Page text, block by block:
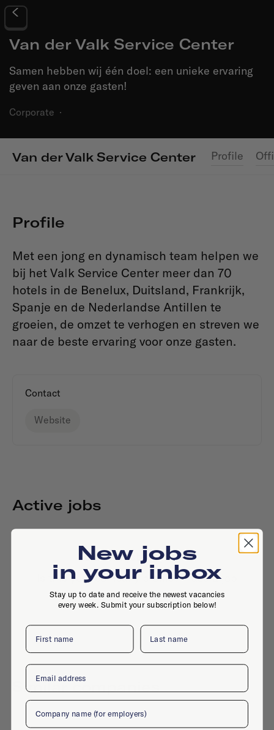
Van der Valk Service Center
Samen hebben wij één doel: een unieke ervaring
geven aan onze gasten!
Corporate ·
Van der Valk Service Center Profile
Profile
Met een jong en dynamisch team helpen we
bij het Valk Service Center meer dan 70
hotels in de Benelux, Duitsland, Frankrijk,
Spanje en de Nederlandse Antillen te
groeien, de omzet te verhogen en streven we
naar de beste ervaring voor onze gasten.
Contact
Website
Active jobs
No active jobs right now
Is this your company profile?Place a job
Similar companies
New jobs
in your inbox
Stay up to date and receive the newest vacancies
every week. Submit your subscription below!
First name Last name
Email
Company